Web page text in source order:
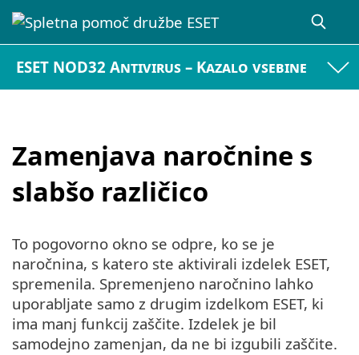
ESET NOD32 Antivirus – Kazalo vsebine
Zamenjava naročnine s
slabšo različico
To pogovorno okno se odpre, ko se je
naročnina, s katero ste aktivirali izdelek ESET,
spremenila. Spremenjeno naročnino lahko
uporabljate samo z drugim izdelkom ESET, ki
ima manj funkcij zaščite. Izdelek je bil
samodejno zamenjan, da ne bi izgubili zaščite.